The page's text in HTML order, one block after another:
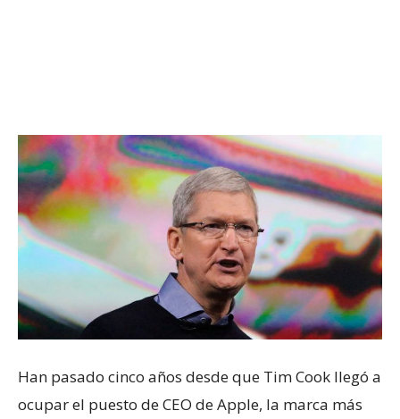
Han pasado cinco años desde que Tim Cook llegó a
ocupar el puesto de CEO de Apple, la marca más